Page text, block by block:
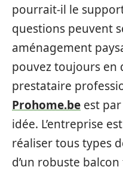
pourrait-il le
questions peuvent
aménagement
pouvez toujours en
prestataire
Prohome.be est
idée. L’entreprise
réaliser tous types
d’un robuste